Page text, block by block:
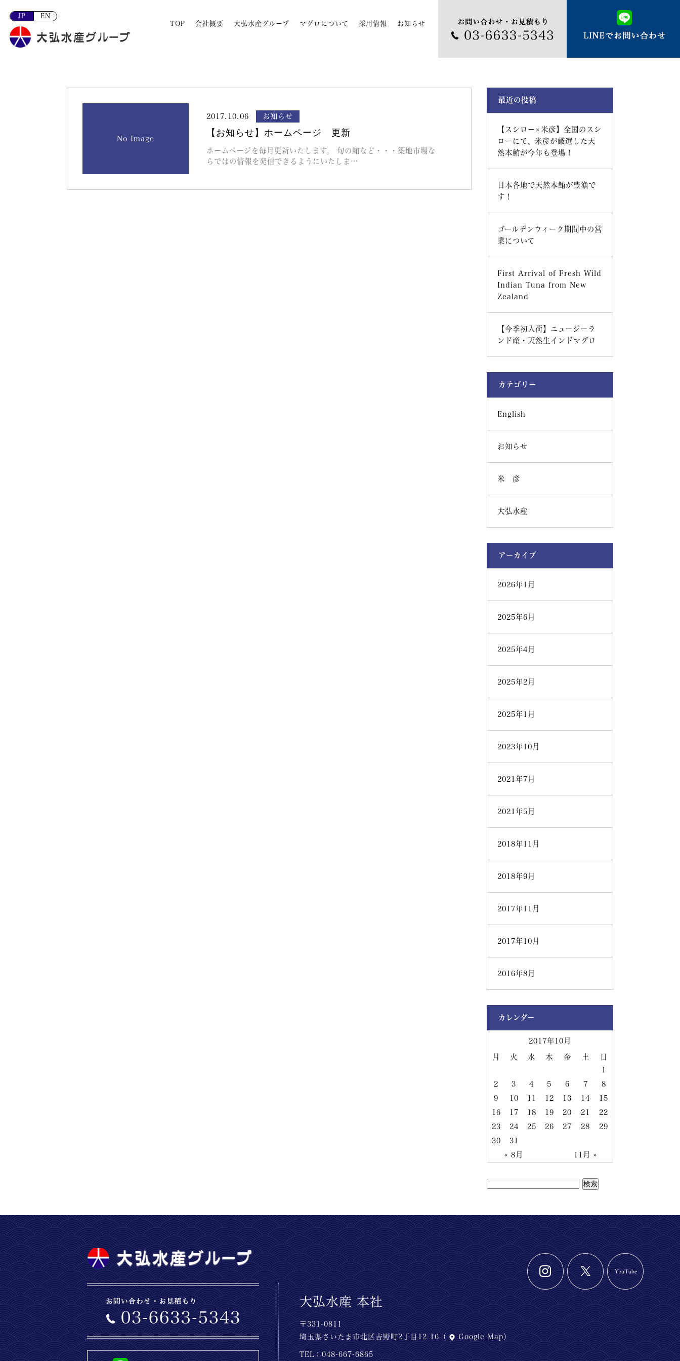
JP
EN
TOP
会社概要 大弘水産グループ マグロについて 採用情報 お知らせ
No Image
2017.10.06 お知らせ
【お知らせ】ホームページ 更新
ホームページを毎月更新いたします。 旬の鮪など・・・築地市場な
らではの情報を発信できるようにいたしま…
最近の投稿
【スシロー×米彦】全国のスシ
ローにて、米彦が厳選した天
然本鮪が今年も登場！
日本各地で天然本鮪が豊漁で
す！
ゴールデンウィーク期間中の営
業について
First Arrival of Fresh Wild
Indian Tuna from New
Zealand
【今季初入荷】ニュージーラ
ンド産・天然生インドマグロ
カテゴリー
English
お知らせ
米 彦
大弘水産
アーカイブ
2026年1月
2025年6月
2025年4月
2025年2月
2025年1月
2023年10月
2021年7月
2021年5月
2018年11月
2018年9月
2017年11月
2017年10月
2016年8月
カレンダー
2017年10月
月 火 水 木 金 土 日
« 8月 11月 »
1
2
3 4 5 6 7
8
9
10 11 12 13 14
15
16
17 18 19 20 21
22
23
24 25 26 27 28
29
30
31
大弘水産 本社
〒331-0811
埼玉県さいたま市北区吉野町2丁目12-16（
Google Map）
TEL： 048-667-6865